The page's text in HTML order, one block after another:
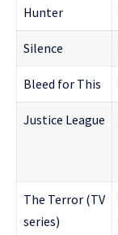
Hunter
Silence
Bleed for This
Justice League
The Terror (TV
series)